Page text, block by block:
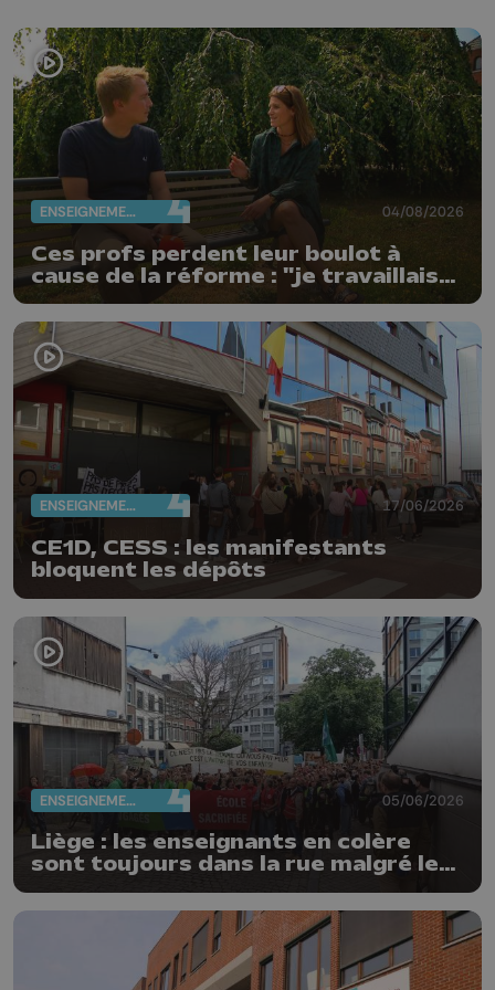
ENSEIGNEMENT 04/08/2026
Ces profs perdent leur boulot à
cause de la réforme : "je travaillais
bien plus comme prof que comme
pharmacienne"
ENSEIGNEMENT 17/06/2026
CE1D, CESS : les manifestants
bloquent les dépôts
ENSEIGNEMENT 05/06/2026
Liège : les enseignants en colère
sont toujours dans la rue malgré le
vote de cette nuit